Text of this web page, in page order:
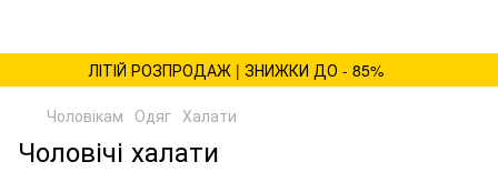
ЛІТІЙ РОЗПРОДАЖ | ЗНИЖКИ ДО - 85%
Чоловікам Одяг Халати
Чоловічі халати